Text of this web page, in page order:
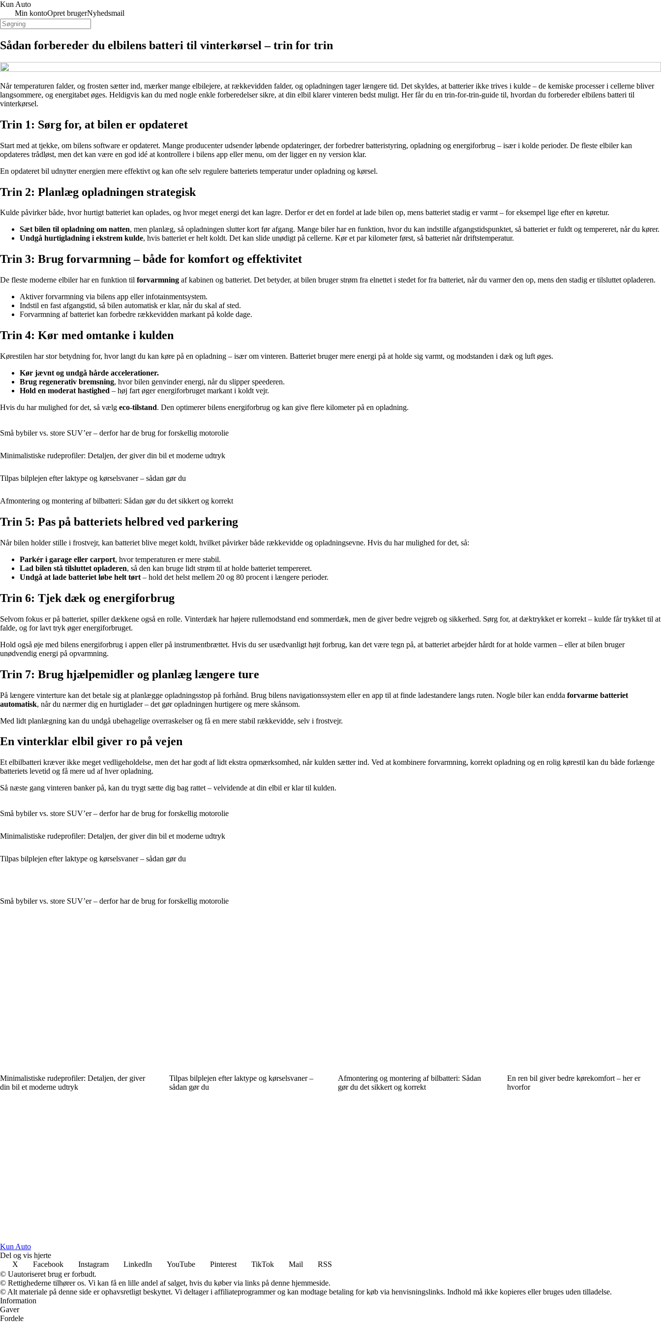
Kun Auto
Min kontoOpret brugerNyhedsmail
Sådan forbereder du elbilens batteri til vinterkørsel – trin for trin
Når temperaturen falder, og frosten sætter ind, mærker mange elbilejere, at rækkevidden falder, og opladningen tager længere tid. Det skyldes, at batterier ikke trives i kulde – de kemiske processer i cellerne bliver
langsommere, og energitabet øges. Heldigvis kan du med nogle enkle forberedelser sikre, at din elbil klarer vinteren bedst muligt. Her får du en trin-for-trin-guide til, hvordan du forbereder elbilens batteri til
vinterkørsel.
Trin 1: Sørg for, at bilen er opdateret
Start med at tjekke, om bilens software er opdateret. Mange producenter udsender løbende opdateringer, der forbedrer batteristyring, opladning og energiforbrug – især i kolde perioder. De fleste elbiler kan
opdateres trådløst, men det kan være en god idé at kontrollere i bilens app eller menu, om der ligger en ny version klar.
En opdateret bil udnytter energien mere effektivt og kan ofte selv regulere batteriets temperatur under opladning og kørsel.
Trin 2: Planlæg opladningen strategisk
Kulde påvirker både, hvor hurtigt batteriet kan oplades, og hvor meget energi det kan lagre. Derfor er det en fordel at lade bilen op, mens batteriet stadig er varmt – for eksempel lige efter en køretur.
Sæt bilen til opladning om natten, men planlæg, så opladningen slutter kort før afgang. Mange biler har en funktion, hvor du kan indstille afgangstidspunktet, så batteriet er fuldt og tempereret, når du kører.
Undgå hurtigladning i ekstrem kulde, hvis batteriet er helt koldt. Det kan slide unødigt på cellerne. Kør et par kilometer først, så batteriet når driftstemperatur.
Trin 3: Brug forvarmning – både for komfort og effektivitet
De fleste moderne elbiler har en funktion til forvarmning af kabinen og batteriet. Det betyder, at bilen bruger strøm fra elnettet i stedet for fra batteriet, når du varmer den op, mens den stadig er tilsluttet opladeren.
Aktiver forvarmning via bilens app eller infotainmentsystem.
Indstil en fast afgangstid, så bilen automatisk er klar, når du skal af sted.
Forvarmning af batteriet kan forbedre rækkevidden markant på kolde dage.
Trin 4: Kør med omtanke i kulden
Kørestilen har stor betydning for, hvor langt du kan køre på en opladning – især om vinteren. Batteriet bruger mere energi på at holde sig varmt, og modstanden i dæk og luft øges.
Kør jævnt og undgå hårde accelerationer.
Brug regenerativ bremsning, hvor bilen genvinder energi, når du slipper speederen.
Hold en moderat hastighed – høj fart øger energiforbruget markant i koldt vejr.
Hvis du har mulighed for det, så vælg eco-tilstand. Den optimerer bilens energiforbrug og kan give flere kilometer på en opladning.
Små bybiler vs. store SUV’er – derfor har de brug for forskellig motorolie
Minimalistiske rudeprofiler: Detaljen, der giver din bil et moderne udtryk
Tilpas bilplejen efter laktype og kørselsvaner – sådan gør du
Afmontering og montering af bilbatteri: Sådan gør du det sikkert og korrekt
Trin 5: Pas på batteriets helbred ved parkering
Når bilen holder stille i frostvejr, kan batteriet blive meget koldt, hvilket påvirker både rækkevidde og opladningsevne. Hvis du har mulighed for det, så:
Parkér i garage eller carport, hvor temperaturen er mere stabil.
Lad bilen stå tilsluttet opladeren, så den kan bruge lidt strøm til at holde batteriet tempereret.
Undgå at lade batteriet løbe helt tørt – hold det helst mellem 20 og 80 procent i længere perioder.
Trin 6: Tjek dæk og energiforbrug
Selvom fokus er på batteriet, spiller dækkene også en rolle. Vinterdæk har højere rullemodstand end sommerdæk, men de giver bedre vejgreb og sikkerhed. Sørg for, at dæktrykket er korrekt – kulde får trykket til at
falde, og for lavt tryk øger energiforbruget.
Hold også øje med bilens energiforbrug i appen eller på instrumentbrættet. Hvis du ser usædvanligt højt forbrug, kan det være tegn på, at batteriet arbejder hårdt for at holde varmen – eller at bilen bruger
unødvendig energi på opvarmning.
Trin 7: Brug hjælpemidler og planlæg længere ture
På længere vinterture kan det betale sig at planlægge opladningsstop på forhånd. Brug bilens navigationssystem eller en app til at finde ladestandere langs ruten. Nogle biler kan endda forvarme batteriet
automatisk, når du nærmer dig en hurtiglader – det gør opladningen hurtigere og mere skånsom.
Med lidt planlægning kan du undgå ubehagelige overraskelser og få en mere stabil rækkevidde, selv i frostvejr.
En vinterklar elbil giver ro på vejen
Et elbilbatteri kræver ikke meget vedligeholdelse, men det har godt af lidt ekstra opmærksomhed, når kulden sætter ind. Ved at kombinere forvarmning, korrekt opladning og en rolig kørestil kan du både forlænge
batteriets levetid og få mere ud af hver opladning.
Så næste gang vinteren banker på, kan du trygt sætte dig bag rattet – velvidende at din elbil er klar til kulden.
Små bybiler vs. store SUV’er – derfor har de brug for forskellig motorolie
Minimalistiske rudeprofiler: Detaljen, der giver din bil et moderne udtryk
Tilpas bilplejen efter laktype og kørselsvaner – sådan gør du
Små bybiler vs. store SUV’er – derfor har de brug for forskellig motorolie
Minimalistiske rudeprofiler: Detaljen, der giver
din bil et moderne udtryk
Tilpas bilplejen efter laktype og kørselsvaner –
sådan gør du
Afmontering og montering af bilbatteri: Sådan
gør du det sikkert og korrekt
En ren bil giver bedre kørekomfort – her er
hvorfor
Kun Auto
Del og vis hjerte
X
Facebook Instagram LinkedIn YouTube Pinterest TikTok Mail
RSS
© Uautoriseret brug er forbudt.
© Rettighederne tilhører os. Vi kan få en lille andel af salget, hvis du køber via links på denne hjemmeside.
© Alt materiale på denne side er ophavsretligt beskyttet. Vi deltager i affiliateprogrammer og kan modtage betaling for køb via henvisningslinks. Indhold må ikke kopieres eller bruges uden tilladelse.
Information
Gaver
Fordele